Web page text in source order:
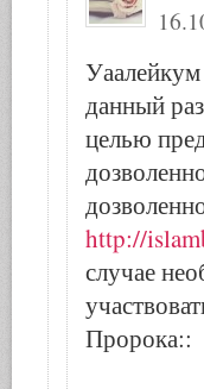
Уаалейкум
данный
целью
http://
случае
Пророка::